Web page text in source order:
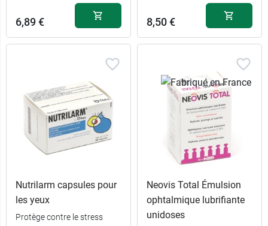
6,89 € 8,50 €
Nutrilarm capsules pour
les yeux
Protège contre le stress
Neovis Total Émulsion
ophtalmique lubrifiante
unidoses